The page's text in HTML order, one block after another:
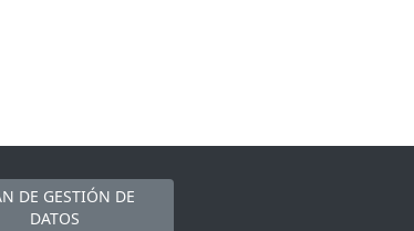
DE GESTIÓN DE
DATOS